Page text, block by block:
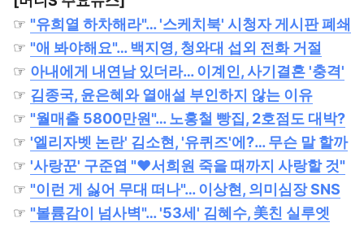
☞ "유희열 하차해라"… '스케치북' 시청자 게시판 폐쇄
☞ "애 봐야해요"… 백지영, 청와대 섭외 전화 거절
☞ 아내에게 내연남 있더라… 이계인, 사기결혼 '충격'
☞ 김종국, 윤은혜와 열애설 부인하지 않는 이유
☞ "월매출 5800만원"… 노홍철 빵집, 2호점도 대박?
☞ '엘리자벳 논란' 김소현, '유퀴즈'에?… 무슨 말 할까
☞ '사랑꾼' 구준엽 "♥서희원 죽을 때까지 사랑할 것"
☞ "이런 게 싫어 무대 떠나"… 이상현, 의미심장 SNS
☞ "볼륨감이 넘사벽"… '53세' 김혜수, 美친 실루엣